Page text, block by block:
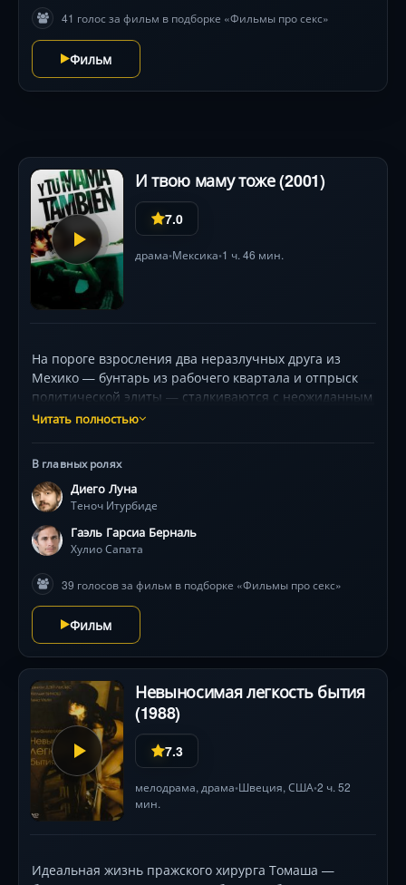
шаг к краю пропасти, где обнажаются не тела, а
разбитые души.
41 голос за фильм в подборке «Фильмы про секс»
Фильм
И твою маму тоже (2001)
7.0
драма•Мексика•1 ч. 46 мин.
На пороге взросления два неразлучных друга из
Мехико — бунтарь из рабочего квартала и отпрыск
политической элиты — сталкиваются с неожиданным
предложением. К их летней авантюре
в захватывающий вояж по глубинке Мексики, где
каждое приключение обнажает скрытые желания и
ревность. Оператор Эммануэль Любецки виртуозно
фиксирует их трансформацию: от юношеской
бравады до экзистенциальных открытий. Опасные
пейзажи Оахаки станут фоном для путешествия, где
главное — не пункт назначения, а необратимые
перемены в душах героев .
Читать полностью
В главных ролях
Диего Луна
Теноч Итурбиде
Гаэль Гарсиа Берналь
Хулио Сапата
39 голосов за фильм в подборке «Фильмы про секс»
Фильм
Невыносимая легкость бытия
(1988)
7.3
мелодрама,драма•Швеция,США•2 ч. 52
мин.
Идеальная жизнь пражского хирурга Томаша —